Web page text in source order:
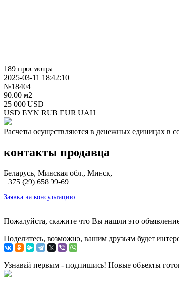
189 просмотра
2025-03-11 18:42:10
№18404
90.00 м2
25 000 USD
USD BYN RUB EUR UAH
Расчеты осуществляются в денежных единицах в
контакты продавца
Беларусь, Минская обл., Минск,
+375 (29) 658 99-69
Заявка на консультацию
Пожалуйста, скажите что Вы нашли это
Поделитесь, возможно, вашим друзьям будет
Узнавай первым - подпишись! Новые объекты